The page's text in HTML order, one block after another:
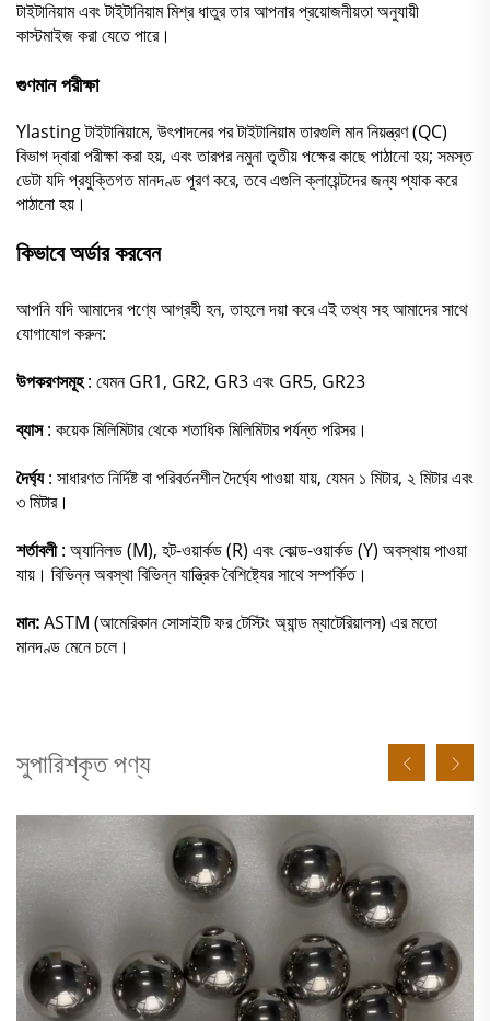
টাইটানিয়াম এবং টাইটানিয়াম মিশ্র ধাতুর তার আপনার প্রয়োজনীয়তা অনুযায়ী
কাস্টমাইজ করা যেতে পারে।
গুণমান পরীক্ষা
Ylasting টাইটানিয়ামে, উৎপাদনের পর টাইটানিয়াম তারগুলি মান নিয়ন্ত্রণ (QC)
বিভাগ দ্বারা পরীক্ষা করা হয়, এবং তারপর নমুনা তৃতীয় পক্ষের কাছে পাঠানো হয়; সমস্ত
ডেটা যদি প্রযুক্তিগত মানদণ্ড পূরণ করে, তবে এগুলি ক্লায়েন্টদের জন্য প্যাক করে
পাঠানো হয়।
কিভাবে অর্ডার করবেন
আপনি যদি আমাদের পণ্যে আগ্রহী হন, তাহলে দয়া করে এই তথ্য সহ আমাদের সাথে
যোগাযোগ করুন:
উপকরণসমূহ: যেমন GR1, GR2, GR3 এবং GR5, GR23
ব্যাস: কয়েক মিলিমিটার থেকে শতাধিক মিলিমিটার পর্যন্ত পরিসর।
দৈর্ঘ্য: সাধারণত নির্দিষ্ট বা পরিবর্তনশীল দৈর্ঘ্যে পাওয়া যায়, যেমন ১ মিটার, ২ মিটার এবং
৩ মিটার।
শর্তাবলী: অ্যানিলড (M), হট-ওয়ার্কড (R) এবং কোল্ড-ওয়ার্কড (Y) অবস্থায় পাওয়া
যায়। বিভিন্ন অবস্থা বিভিন্ন যান্ত্রিক বৈশিষ্ট্যের সাথে সম্পর্কিত।
মান:ASTM (আমেরিকান সোসাইটি ফর টেস্টিং অ্যান্ড ম্যাটেরিয়ালস) এর মতো
মানদণ্ড মেনে চলে।
সুপারিশকৃত পণ্য